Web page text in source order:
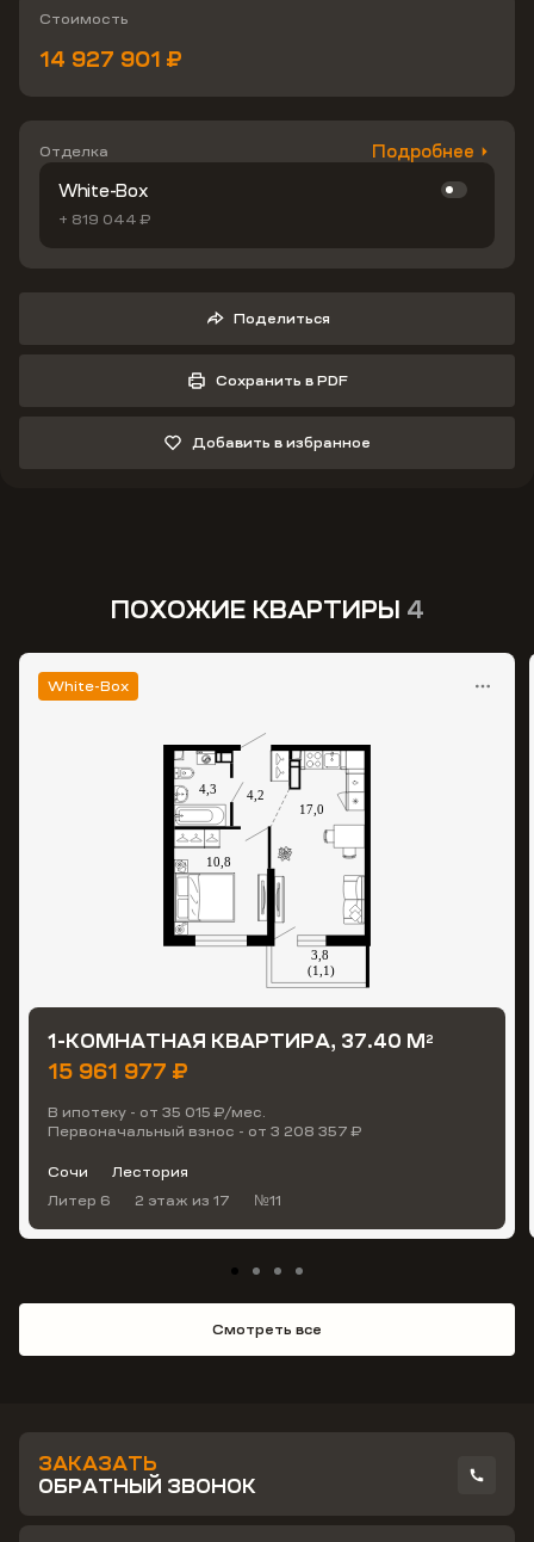
Стоимость
14 927 901 ₽
Отделка Подробнее
White-Box
+ 819 044 ₽
Поделиться
Сохранить в PDF
Добавить в избранное
ПОХОЖИЕ КВАРТИРЫ 4
White-Box
1-КОМНАТНАЯ КВАРТИРА, 37.40 М2
15 961 977 ₽
В ипотеку - от 35 015 ₽/мес.
Первоначальный взнос - от 3 208 357 ₽
Сочи
Лестория
Литер 6
2 этаж из 17 №11
Смотреть все
ЗАКАЗАТЬ
ОБРАТНЫЙ ЗВОНОК